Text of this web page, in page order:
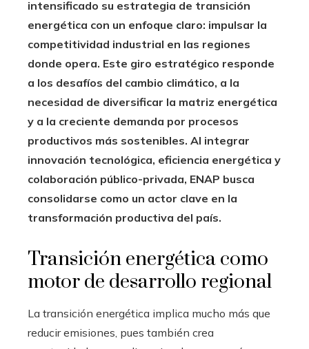
intensificado su estrategia de transición
energética con un enfoque claro: impulsar la
competitividad industrial en las regiones
donde opera. Este giro estratégico responde
a los desafíos del cambio climático, a la
necesidad de diversificar la matriz energética
y a la creciente demanda por procesos
productivos más sostenibles. Al integrar
innovación tecnológica, eficiencia energética y
colaboración público-privada, ENAP busca
consolidarse como un actor clave en la
transformación productiva del país.
Transición energética como
motor de desarrollo regional
La transición energética implica mucho más que
reducir emisiones, pues también crea